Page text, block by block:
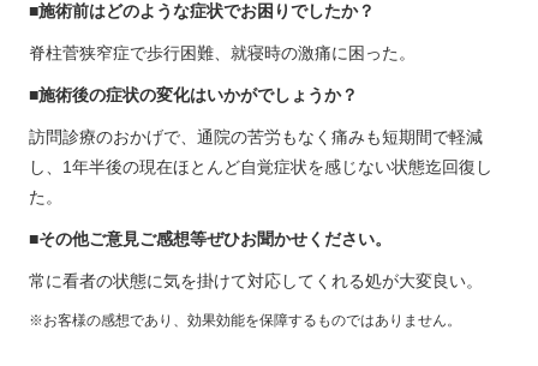
■施術前はどのような症状でお困りでしたか？
脊柱菅狭窄症で歩行困難、就寝時の激痛に困った。
■施術後の症状の変化はいかがでしょうか？
訪問診療のおかげで、通院の苦労もなく痛みも短期間で軽減
し、1年半後の現在ほとんど自覚症状を感じない状態迄回復し
た。
■その他ご意見ご感想等ぜひお聞かせください。
常に看者の状態に気を掛けて対応してくれる処が大変良い。
※お客様の感想であり、効果効能を保障するものではありません。